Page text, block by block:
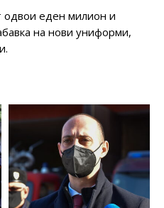
еден милион и
на нови униформи,